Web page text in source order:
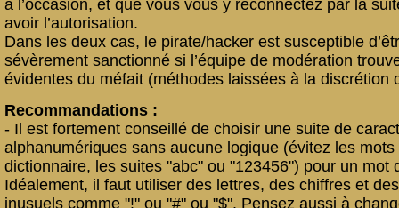
à l’occasion, et que vous vous y reconnectez par la
avoir l’autorisation.
Dans les deux cas, le pirate/hacker est susceptible
sévèrement sanctionné si l’équipe de modération
évidentes du méfait (méthodes laissées à la discrétion
Recommandations :
- Il est fortement conseillé de choisir une suite de
alphanumériques sans aucune logique (évitez les mots
dictionnaire, les suites "abc" ou "123456") pour un mot
Idéalement, il faut utiliser des lettres, des chiffres et
inusuels comme "!" ou "#" ou "$". Pensez aussi à